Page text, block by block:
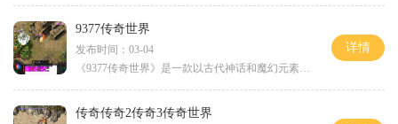
9377传奇世界
发布时间：03-04
《9377传奇世界》是一款以古代神话和魔幻元素为背景的多人在线游戏。这款游戏以其丰富多样的玩法和精美的画面而备受玩家们的喜爱。在《9377传奇世界》中，玩家可以体验到刺激的战
详情
传奇传奇2传奇3传奇世界